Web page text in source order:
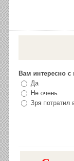
Вам интересно с
Да
Не очень
Зря потратил